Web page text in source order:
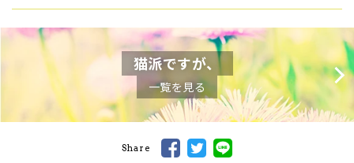
猫派ですが、
一覧を見る
Share